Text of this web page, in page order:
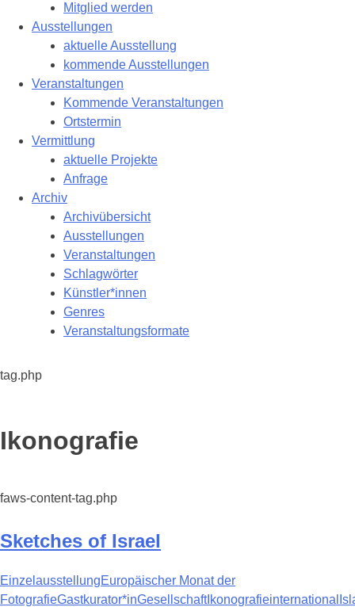
Mitglied werden
Ausstellungen
aktuelle Ausstellung
kommende Ausstellungen
Veranstaltungen
Kommende Veranstaltungen
Ortstermin
Vermittlung
aktuelle Projekte
Anfrage
Archiv
Archivübersicht
Ausstellungen
Veranstaltungen
Schlagwörter
Künstler*innen
Genres
Veranstaltungsformate
tag.php
Schlagwort:
Ikonografie
faws-content-tag.php
Sketches of Israel
EinzelausstellungEuropäischer Monat der
FotografieGastkurator*inGesellschaftIkonografieinternational